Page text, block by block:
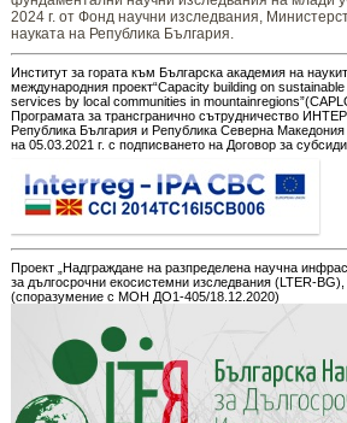
2024 г. от Фонд научни изследвания,
науката на Република България.
Институт за гората към Българска академия на
международния проект“Capacity building on
services by local communities in
Програмата за трансгранично сътрудничество
Република България и Република Северна Македония
на 05.03.2021 г. с подписването на Договор за
Проект „Надграждане на разпределена научна
за дългосрочни екосистемни изследвания (LTER-
(споразумение с МОН ДО1-405/18.12.2020)